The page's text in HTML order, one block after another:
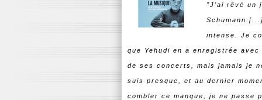
"J'ai rêvé un
intense. Je
que Yehudi en a enregistrée
de ses concerts, mais jamais je
suis presque, et au dernier
combler ce manque, je ne passe